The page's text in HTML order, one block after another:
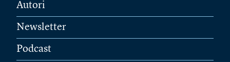
Autori
Newsletter
Podcast